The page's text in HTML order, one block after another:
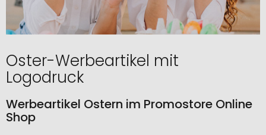
Oster-Werbeartikel mit
Logodruck
Werbeartikel Ostern im Promostore Online
Shop